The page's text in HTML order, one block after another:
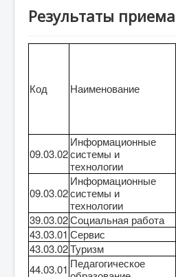
Результаты приема
Код Наименование
09.03.02
Информационные
системы и
технологии
09.03.02
Информационные
системы и
технологии
39.03.02Социальная работа
43.03.01 Сервис
43.03.02Туризм
44.03.01 Педагогическое